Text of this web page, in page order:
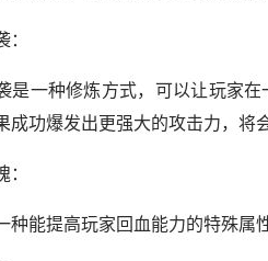
：
是一种修炼方式，可以让玩家
成功爆发出更强大的攻击力，将
：
种能提高玩家回血能力的特殊属